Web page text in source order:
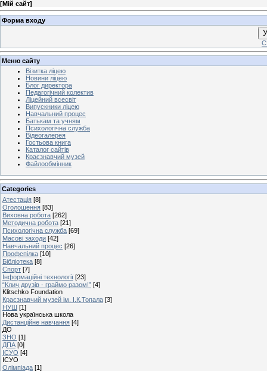
[Мій сайт]
Форма входу
Меню сайту
Візитка ліцею
Новини ліцею
Блог директора
Педагогічний колектив
Ліцейний всесвіт
Випускники ліцею
Навчальний процес
Батькам та учням
Психологічна служба
Відеогалерея
Гостьова книга
Каталог сайтів
Краєзнавчий музей
Файлообмінник
Categories
Атестація [8]
Оголошення [83]
Виховна робота [262]
Методична робота [21]
Психологічна служба [69]
Масові заходи [42]
Навчальний процес [26]
Профспілка [10]
Бібліотека [8]
Спорт [7]
Інформаційні технології [23]
“Клич друзів - граймо разом!” [4]
Klitschko Foundation
Краєзнавчий музей ім. І.К.Топала [3]
НУШ [1]
Нова українська школа
Дистанційне навчання [4]
ДО
ЗНО [1]
ДПА [0]
ІСУО [4]
ІСУО
Олімпіада [1]